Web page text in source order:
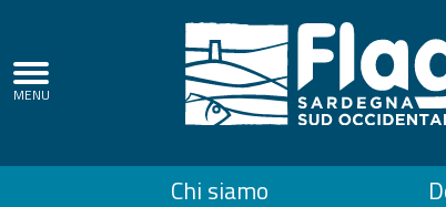
Regione
Chi siamo